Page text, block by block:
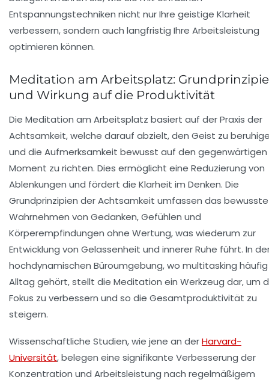
Entspannungstechniken nicht nur Ihre geistige Klarheit
verbessern, sondern auch langfristig Ihre Arbeitsleistung
optimieren können.
Meditation am Arbeitsplatz:
und Wirkung auf die Produktivität
Die Meditation am Arbeitsplatz basiert auf der Praxis der
Achtsamkeit, welche darauf abzielt, den Geist zu
und die Aufmerksamkeit bewusst auf den gegenwärtigen
Moment zu richten. Dies ermöglicht eine Reduzierung von
Ablenkungen und fördert die Klarheit im Denken. Die
Grundprinzipien der Achtsamkeit umfassen das bewusste
Wahrnehmen von Gedanken, Gefühlen und
Körperempfindungen ohne Wertung, was wiederum zur
Entwicklung von Gelassenheit und innerer Ruhe führt. In
hochdynamischen Büroumgebung, wo multitasking
Alltag gehört, stellt die Meditation ein Werkzeug dar, um
Fokus zu verbessern und so die Gesamtproduktivität zu
steigern.
Wissenschaftliche Studien, wie jene an derHarvard-
Universität, belegen eine signifikante Verbesserung der
Konzentration und Arbeitsleistung nach regelmäßigem